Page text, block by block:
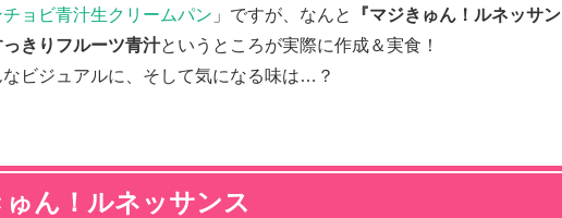
チョビ青汁生クリームパン 」ですが、なんと
『マジきゅん！ルネッサン
っきりフルーツ青汁というところが実際に作成＆実食！
ビジュアルに、そして気になる味は…？
ん！ルネッサンス